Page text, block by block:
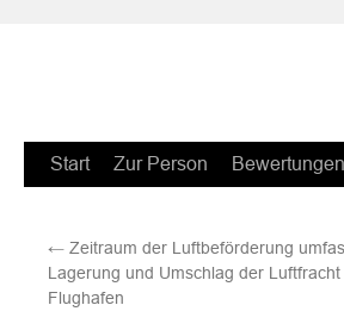
Zum
springen
Start Zur Person Bewertungen
← Zeitraum der Luftbeförderung
Lagerung und Umschlag der Luftfracht
Flughafen